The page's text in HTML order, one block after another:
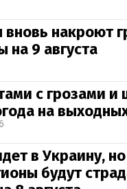
вновь накроют
на 9 августа
с грозами и
на
в Украину, но
будут